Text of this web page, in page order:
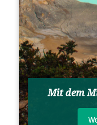
Mit dem